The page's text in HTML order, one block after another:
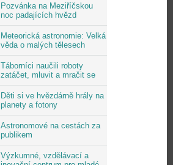
Pozvánka na Meziříčskou
noc padajících hvězd
Meteorická astronomie: Velká
věda o malých tělesech
Táborníci naučili roboty
zatáčet, mluvit a mračit se
Děti si ve hvězdárně hrály na
planety a fotony
Astronomové na cestách za
publikem
Výzkumné, vzdělávací a